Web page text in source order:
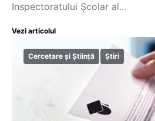
Inspectoratului Școlar al…
Vezi articolul
Cercetare și Știință Știri